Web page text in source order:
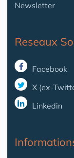
Newsletter
Reseaux
Facebook
X (ex-
Linkedin